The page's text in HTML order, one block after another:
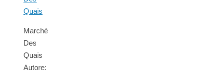
Marché
Des
Quais
Autore: